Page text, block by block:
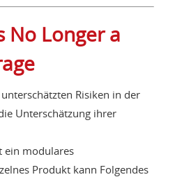
No Longer a
Risiken in der
Unterschätzung ihrer
ein modulares
Produkt kann Folgendes